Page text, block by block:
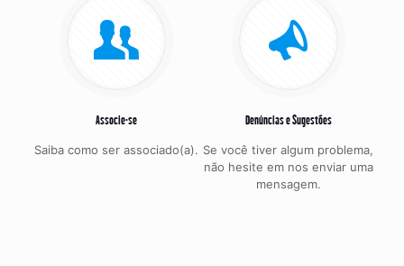
Associe-se
Saiba como ser associado(a).
Denúncias e Sugestões
Se você tiver algum problema,
não hesite em nos enviar uma
mensagem.